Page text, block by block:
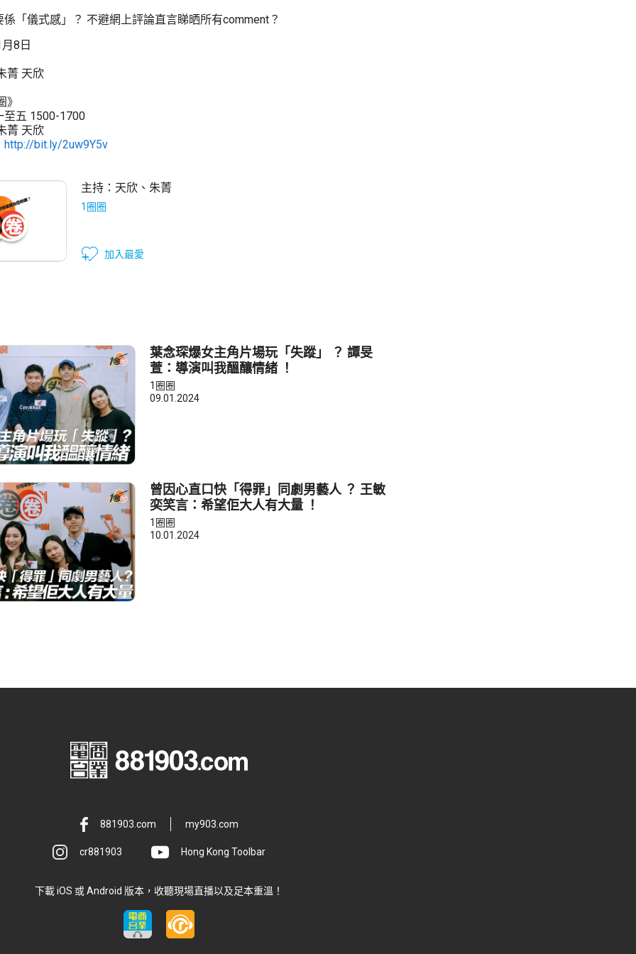
「儀式感」？ 不避網上評論直言睇晒所有comment？
8日
菁 天欣
至五 1500-1700
菁 天欣
http://bit.ly/2uw9Y5v
主持： 天欣 、 朱菁
1圈圈
加入最愛
葉念琛爆女主角片場玩「失蹤」 ？ 譚旻
萱：導演叫我醞釀情緒 ！
1圈圈
09.01.2024
曾因心直口快「得罪」同劇男藝人 ？ 王敏
奕笑言：希望佢大人有大量 ！
1圈圈
10.01.2024
881903.com my903.com
cr881903 Hong Kong Toolbar
下載 iOS 或 Android 版本，收聽現場直播以及足本重溫！